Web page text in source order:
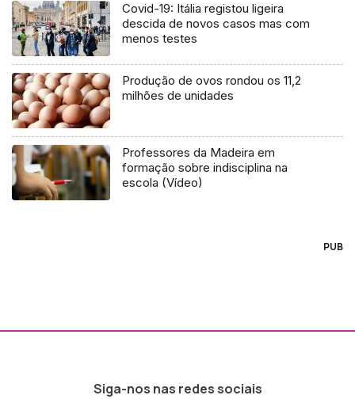
Covid-19: Itália registou ligeira
descida de novos casos mas com
menos testes
Produção de ovos rondou os 11,2
milhões de unidades
Professores da Madeira em
formação sobre indisciplina na
escola (Vídeo)
PUB
Siga-nos nas redes sociais